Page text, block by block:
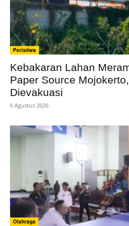
Peristiwa
Kebakaran Lahan
Paper Source
Dievakuasi
6 Agustus 2026
Olahraga